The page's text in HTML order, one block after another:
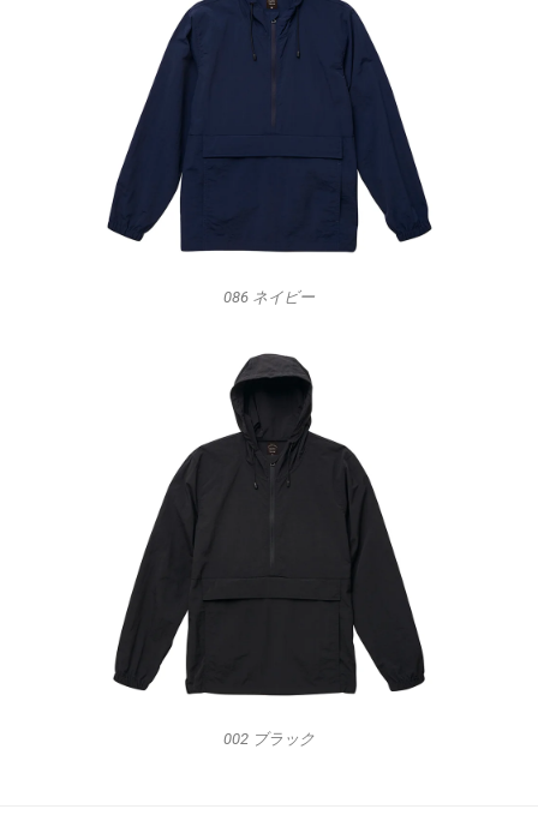
086 ネイビー
002 ブラック